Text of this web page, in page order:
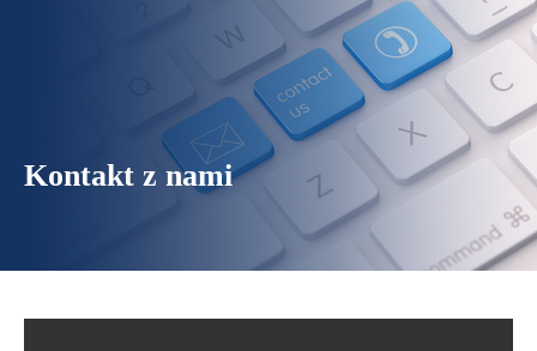
Kontakt z nami